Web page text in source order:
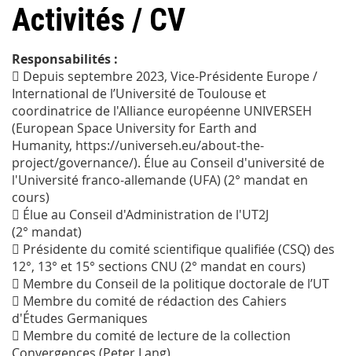
Activités / CV
Responsabilités :
 Depuis septembre 2023, Vice-Présidente Europe /
International de l’Université de Toulouse et
coordinatrice de l'Alliance européenne UNIVERSEH
(European Space University for Earth and
Humanity, https://universeh.eu/about-the-
project/governance/). Élue au Conseil d'université de
l'Université franco-allemande (UFA) (2° mandat en
cours)
 Élue au Conseil d'Administration de l'UT2J
(2° mandat)
 Présidente du comité scientifique qualifiée (CSQ) des
12°, 13° et 15° sections CNU (2° mandat en cours)
 Membre du Conseil de la politique doctorale de l’UT
 Membre du comité de rédaction des Cahiers
d'Études Germaniques
 Membre du comité de lecture de la collection